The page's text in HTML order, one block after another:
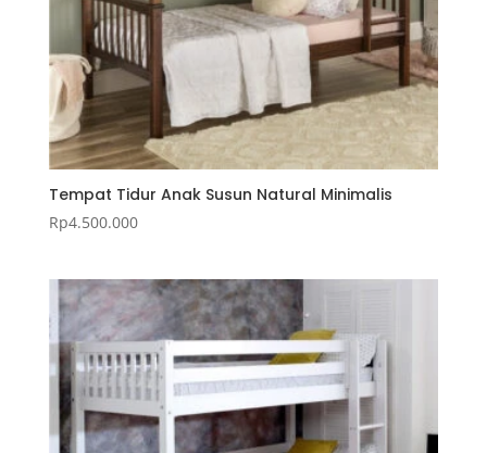
Tempat Tidur Anak Susun Natural Minimalis
Rp4.500.000